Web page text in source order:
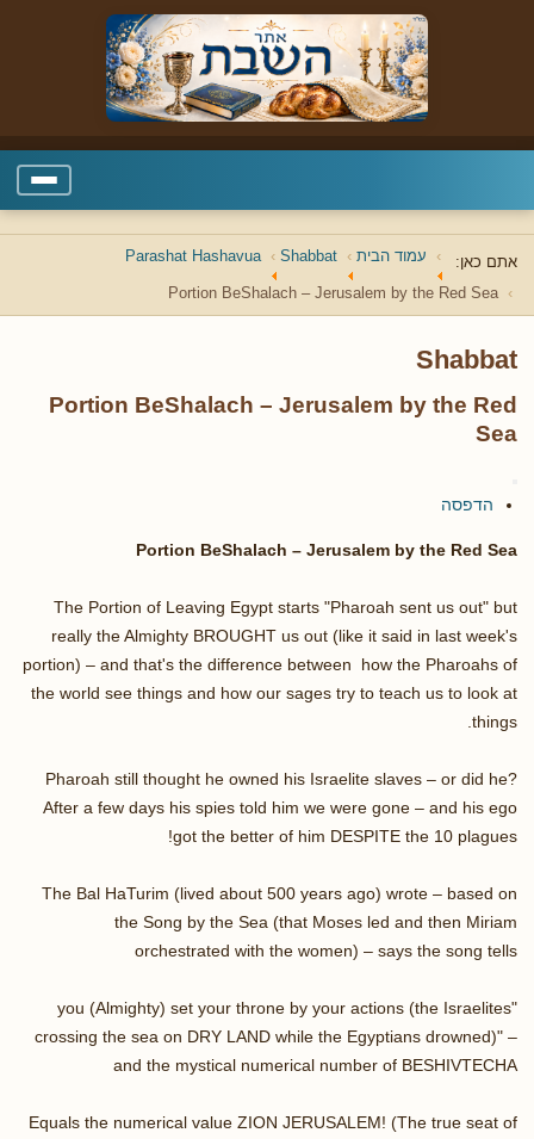
אתם כאן: עמוד הבית Shabbat
Parashat Hashavua
Portion BeShalach – Jerusalem by the Red Sea
Shabbat
Portion BeShalach – Jerusalem by the Red
Sea
הדפסה
Portion BeShalach – Jerusalem by the Red Sea
The Portion of Leaving Egypt starts "Pharoah sent us out" but
really the Almighty BROUGHT us out (like it said in last week's
portion) – and that's the difference between how the Pharoahs of
the world see things and how our sages try to teach us to look at
things.
Pharoah still thought he owned his Israelite slaves – or did he?
After a few days his spies told him we were gone – and his ego
got the better of him DESPITE the 10 plagues!
The Bal HaTurim (lived about 500 years ago) wrote – based on
the Song by the Sea (that Moses led and then Miriam
orchestrated with the women) – says the song tells
"you (Almighty) set your throne by your actions (the Israelites
crossing the sea on DRY LAND while the Egyptians drowned)" –
and the mystical numerical number of BESHIVTECHA
Equals the numerical value ZION JERUSALEM! (The true seat of